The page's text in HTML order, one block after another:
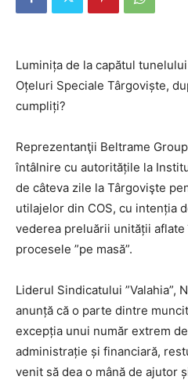
Luminița de la capătul
Oțeluri Speciale Târgoviște,
cumpliți?
Reprezentanţii Beltrame
întâlnire cu autoritățile la
de câteva zile la Târgovişte
utilajelor din COS, cu intenția
vederea preluării unității
procesele ”pe masă”.
Liderul Sindicatului ”Valahia”,
anunță că o parte dintre
excepția unui număr extrem
administrație și financiară,
venit să dea o mână de ajutor